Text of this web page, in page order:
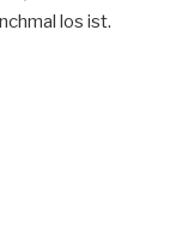
los ist.